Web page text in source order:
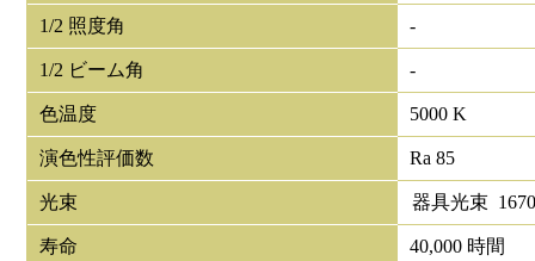
1/2 照度角 -
1/2 ビーム角 -
色温度 5000 K
演色性評価数 Ra 85
光束 器具光束
寿命 40,000 時間